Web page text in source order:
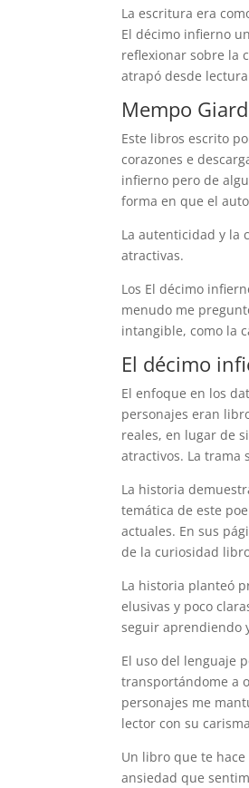
La escritura era
El décimo infierno
reflexionar sobre la
atrapó desde
Mempo
Este libros escrito
corazones e
infierno pero de
forma en que el
La autenticidad y la
atractivas.
Los El décimo
menudo me
intangible, como la
El décimo
El enfoque en los
personajes eran
reales, en lugar de
atractivos. La trama
La historia
temática de este
actuales. En sus
de la curiosidad
La historia planteó
elusivas y poco
seguir aprendiendo
El uso del lenguaje
transportándome a
personajes me
lector con su
Un libro que te
ansiedad que